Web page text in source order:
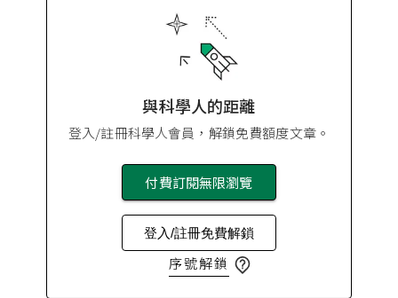
與科學人的距離
登入/註冊科學人會員，解鎖免費額度文章。
付費訂閱無限瀏覽
登入/註冊免費解鎖
序號解鎖